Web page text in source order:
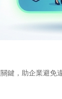
，助企業避免